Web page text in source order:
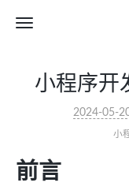
小程序开
2024-05-
小
前言